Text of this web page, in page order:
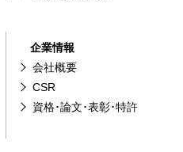
企業情報
会社概要
CSR
資格･論文･表彰･特許